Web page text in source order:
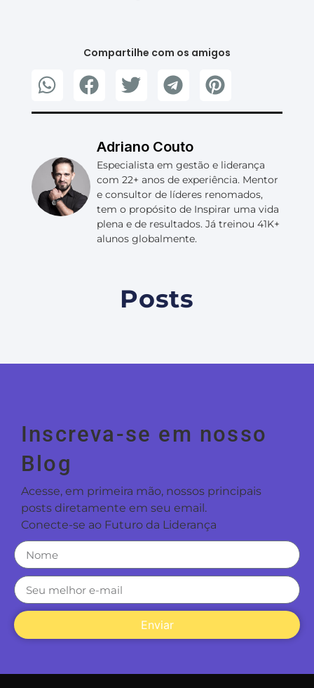
Compartilhe com os amigos
Adriano Couto
Especialista em gestão e liderança
com 22+ anos de experiência. Mentor
e consultor de líderes renomados,
tem o propósito de Inspirar uma vida
plena e de resultados. Já treinou 41K+
alunos globalmente.
Posts
Inscreva-se em nosso
Blog
Acesse, em primeira mão, nossos principais
posts diretamente em seu email.
Conecte-se ao Futuro da Liderança
Enviar